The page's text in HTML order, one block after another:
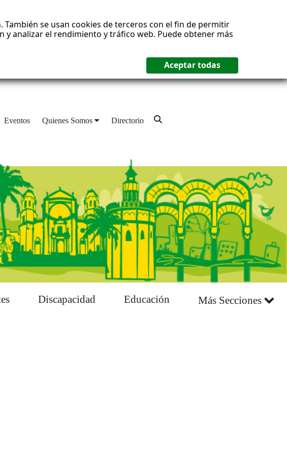
se usan cookies de terceros con el fin de permitir
y analizar el rendimiento y tráfico web. Puede obtener más
Eventos Quienes Somos Directorio
Discapacidad Educación Más Secciones